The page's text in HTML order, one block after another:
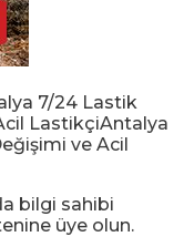
bilgi sahibi
üye olun.